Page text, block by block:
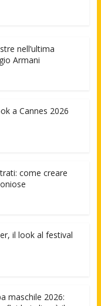
nell’ultima
Armani
a Cannes 2026
come creare
il look al festival
maschile 2026: